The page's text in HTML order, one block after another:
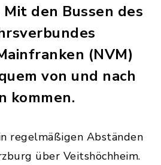
den Bussen des
(NVM)
von und nach
kommen.
regelmäßigen Abständen
über Veitshöchheim.